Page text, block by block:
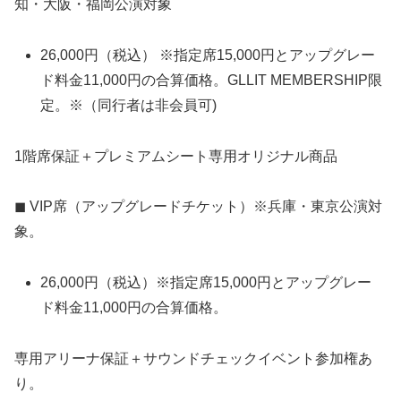
知・大阪・福岡公演対象
26,000円（税込）
※指定席15,000円とアップグレー
ド料金11,000円の合算価格。GLLIT MEMBERSHIP限
定。※
（同行者は非会員可)
1階席保証＋プレミアムシート専用オリジナル商品
◼︎ VIP席（アップグレードチケット）※兵庫・東京公演対
象。
26,000円（税込）※指定席15,000円とアップグレー
ド料金11,000円の合算価格。
専用アリーナ保証＋サウンドチェックイベント参加権あ
り。